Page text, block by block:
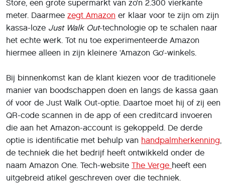
Store, een grote supermarkt van zo’n 2.300 vierkante
meter. Daarmee zegt Amazon er klaar voor te zijn om zijn
kassa-loze Just Walk Out-technologie op te schalen naar
het echte werk. Tot nu toe experimenteerde Amazon
hiermee alleen in zijn kleinere ‘Amazon Go’-winkels.
Bij binnenkomst kan de klant kiezen voor de traditionele
manier van boodschappen doen en langs de kassa gaan
óf voor de Just Walk Out-optie. Daartoe moet hij of zij een
QR-code scannen in de app of een creditcard invoeren
die aan het Amazon-account is gekoppeld. De derde
optie is identificatie met behulp van handpalmherkenning,
de techniek die het bedrijf heeft ontwikkeld onder de
naam Amazon One. Tech-website The Verge heeft een
uitgebreid atikel geschreven over die techniek.